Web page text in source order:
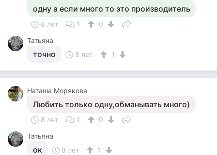
одну а если много то это производитель
8 лет 1
0
Татьяна
точно 8 лет 1
Наташа Морякова
Любить только одну,обманывать много)
8 лет 1
0
Татьяна
ок 8 лет 1